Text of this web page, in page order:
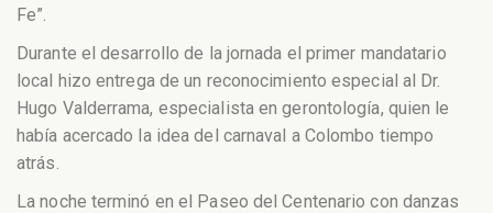
Fe”.
Durante el desarrollo de la jornada el primer mandatario
local hizo entrega de un reconocimiento especial al Dr.
Hugo Valderrama, especialista en gerontología, quien le
había acercado la idea del carnaval a Colombo tiempo
atrás.
La noche terminó en el Paseo del Centenario con danzas